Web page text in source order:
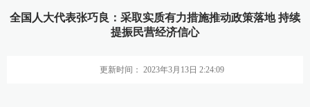
康桥党建
全国人大代表张巧良：采取实质有力措施推动政策落地 持续
提振民营经济信心
更新时间： 2023年3月13日 2:24:09